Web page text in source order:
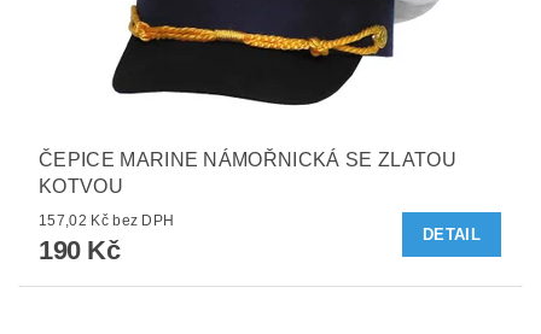
ČEPICE MARINE NÁMOŘNICKÁ SE ZLATOU
KOTVOU
157,02 Kč bez DPH
190 Kč
DETAIL